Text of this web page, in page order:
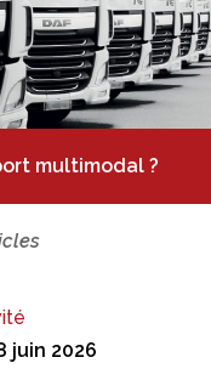
multimodal ?
juin 2026